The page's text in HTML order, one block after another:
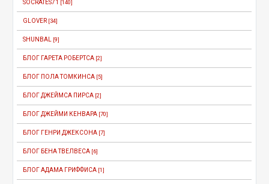
SOCRATES71 [140]
GLOVER [34]
SHUNBAL [9]
БЛОГ ГАРЕТА РОБЕРТСА [2]
БЛОГ ПОЛА ТОМКИНСА [5]
БЛОГ ДЖЕЙМСА ПИРСА [2]
БЛОГ ДЖЕЙМИ КЕНВАРА [70]
БЛОГ ГЕНРИ ДЖЕКСОНА [7]
БЛОГ БЕНА ТВЕЛВЕСА [6]
БЛОГ АДАМА ГРИФФИСА [1]